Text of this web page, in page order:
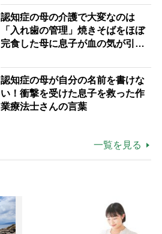
認知症の母の介護で大変なのは
「入れ歯の管理」焼きそばをほぼ
完食した母に息子が血の気が引い
認知症の母が自分の名前を書けな
い！衝撃を受けた息子を救った作
業療法士さんの言葉
一覧を見る